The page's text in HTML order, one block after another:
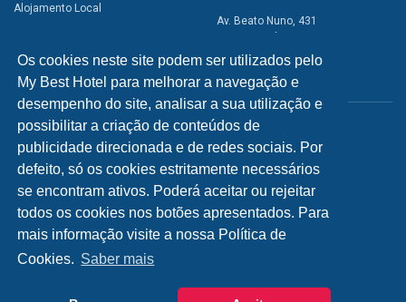
Os cookies neste site podem ser utilizados pelo
My Best Hotel para melhorar a navegação e
desempenho do site, analisar a sua utilização e
possibilitar a criação de conteúdos de
publicidade direcionada e de redes sociais. Por
defeito, só os cookies estritamente necessários
se encontram ativos. Poderá aceitar ou rejeitar
todos os cookies nos botões apresentados. Para
mais informação visite a nossa Política de
Cookies. Saber mais
Alojamento Local
Campismo
Atividades
Restaurantes
A Visitar
INFORMAÇÕES
Política de Privacidade
Av. Beato Nuno, 431
2495-401 Fátima
REDES SOCIAIS